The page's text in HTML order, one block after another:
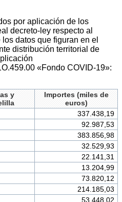
por aplicación de los
decreto-ley respecto al
datos que figuran en el
distribución territorial de
«Fondo COVID-19»:
y
Importes (miles de
euros)
337.438,19
92.987,53
383.856,98
32.529,93
22.141,31
13.204,99
73.820,12
214.185,03
53.448,02